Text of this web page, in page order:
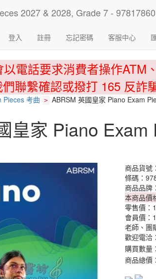
登入 註冊 忘記密碼 客服中心
電話要求消費者操作ATM
聯繫確認或撥打 165 反詐
Pieces 考曲 > ABRSM 英國皇家 Piano Exam
皇家 Piano
商品貨號
條碼：
商品品牌
本商品價
零售價：
會員價：
老師、團
歡迎電洽
購買數量：
商品總價：